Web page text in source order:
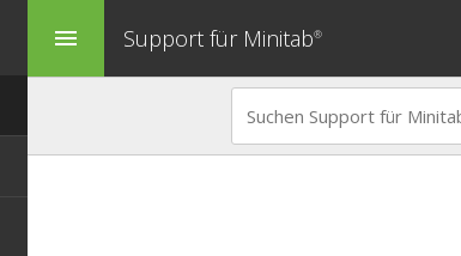
menu Support für Minitab®